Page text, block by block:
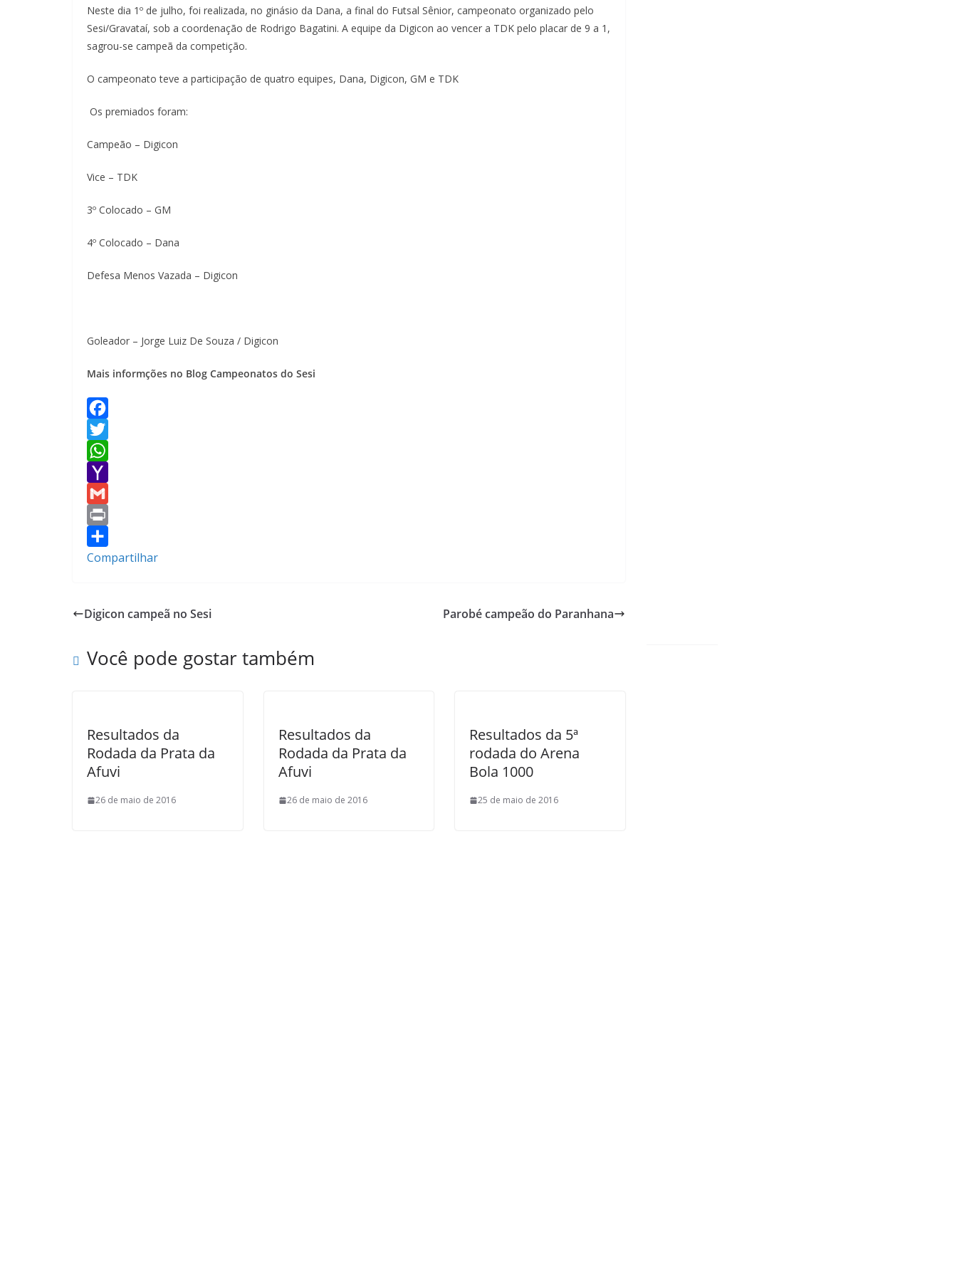
Neste dia 1º de julho, foi realizada, no ginásio da Dana, a final do Futsal Sênior, campeonato organizado pelo
Sesi/Gravataí, sob a coordenação de Rodrigo Bagatini. A equipe da Digicon ao vencer a TDK pelo placar de 9 a 1,
sagrou-se campeã da competição.
O campeonato teve a participação de quatro equipes, Dana, Digicon, GM e TDK
Os premiados foram:
Campeão – Digicon
Vice – TDK
3º Colocado – GM
4º Colocado – Dana
Defesa Menos Vazada – Digicon
Goleador – Jorge Luiz De Souza / Digicon
Mais informções no Blog Campeonatos do Sesi
F
a
e
b
o
o
T
w
t
e
W
h
a
s
p
Y
a
h
o
a
l
G
m
a
P
r
t
Compartilhar
Digicon campeã no Sesi Parobé campeão do Paranhana
Você pode gostar também
Resultados da
Rodada da Prata da
Afuvi
26 de maio de 2016
Resultados da
Rodada da Prata da
Afuvi
26 de maio de 2016
Resultados da 5ª
rodada do Arena
Bola 1000
25 de maio de 2016